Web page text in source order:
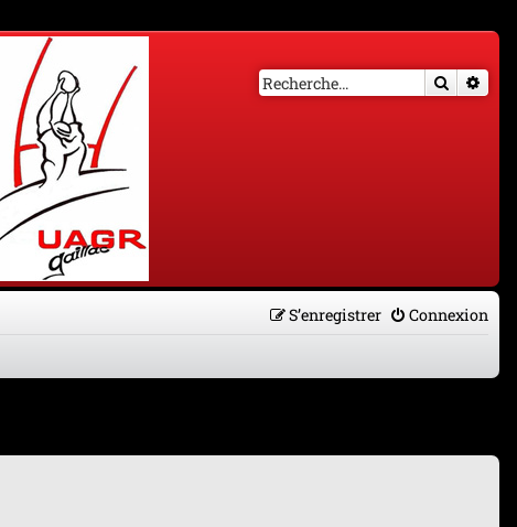
Connexion
S’enregistrer